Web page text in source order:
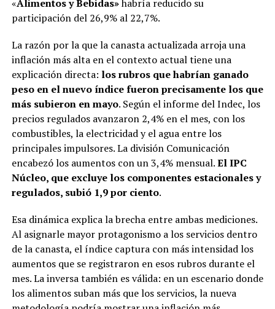
«Alimentos y Bebidas»habría reducido su
participación del 26,9% al 22,7%.
La razón por la que la canasta actualizada arroja una
inflación más alta en el contexto actual tiene una
explicación directa: los rubros que habrían ganado
peso en el nuevo índice fueron precisamente los que
más subieron en mayo. Según el informe del Indec, los
precios regulados avanzaron 2,4% en el mes, con los
combustibles, la electricidad y el agua entre los
principales impulsores. La división Comunicación
encabezó los aumentos con un 3,4% mensual.El IPC
Núcleo, que excluye los componentes estacionales y
regulados, subió 1,9 por ciento.
Esa dinámica explica la brecha entre ambas mediciones.
Al asignarle mayor protagonismo a los servicios dentro
de la canasta, el índice captura con más intensidad los
aumentos que se registraron en esos rubros durante el
mes. La inversa también es válida: en un escenario donde
los alimentos suban más que los servicios, la nueva